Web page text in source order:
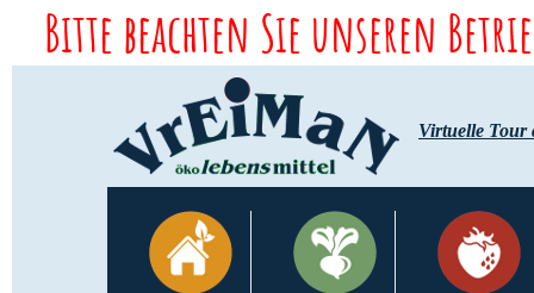
Bitte beachten Sie unseren
Virtuelle Tour